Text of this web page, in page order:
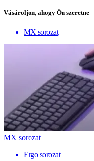
Vásároljon, ahogy Ön szeretne
MX sorozat
MX sorozat
Ergo sorozat